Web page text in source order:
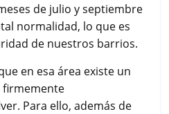
de julio y septiembre
normalidad, lo que es
de nuestros barrios.
en esa área existe un
firmemente
Para ello, además de